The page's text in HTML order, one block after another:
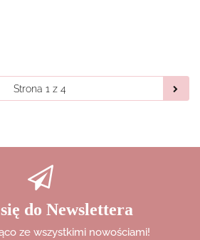
do Newslettera
ze wszystkimi nowościami!